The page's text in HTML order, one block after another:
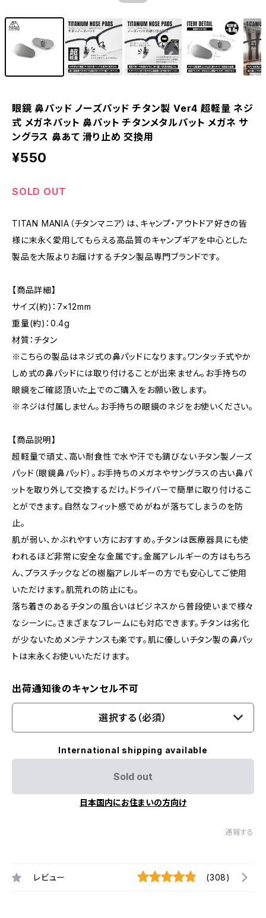
眼鏡 鼻パッド ノーズパッド チタン製 Ver4 超軽量 ネジ
式 メガネパット 鼻パット チタンメタルパット メガネ サ
ングラス 鼻あて 滑り止め 交換用
¥550
SOLD OUT
TITAN MANIA（チタンマニア）は、キャンプ・アウトドア好きの皆
様に末永く愛用してもらえる高品質のキャンプギアを中心とした
製品を大阪よりお届けするチタン製品専門ブランドです。
【商品詳細】
サイズ(約)：7×12mm
重量(約)：0.4g
材質：チタン
※こちらの製品はネジ式の鼻パッドになります。ワンタッチ式やか
しめ式の鼻パッドには取り付けることが出来ません。お手持ちの
眼鏡をご確認頂いた上でのご購入をお願い致します。
※ネジは付属しません。お手持ちの眼鏡のネジをお使いください。
【商品説明】
超軽量で頑丈、高い耐食性で水や汗でも錆びないチタン製ノーズ
パッド（眼鏡鼻パッド）。お手持ちのメガネやサングラスの古い鼻パ
ットを取り外して交換するだけ。ドライバーで簡単に取り付けるこ
とができます。自然なフィット感でめがねが落ちてしまうのを防
止。
肌が弱い、かぶれやすい方におすすめ。チタンは医療器具にも使
われるほど非常に安全な金属です。金属アレルギーの方はもちろ
ん、プラスチックなどの樹脂アレルギーの方でも安心してご使用
いただけます。肌荒れの防止にも。
落ち着きのあるチタンの風合いはビジネスから普段使いまで様々
なシーンに。さまざまなフレームにも対応できます。チタンは劣化
が少ないためメンテナンスも楽です。肌に優しいチタン製の鼻パッ
トは末永くお使いいただけます。
出荷通知後のキャンセル不可
選択する（必須）
International shipping available
Sold out
日本国内にお住まいの方向け
通報する
レビュー (308)